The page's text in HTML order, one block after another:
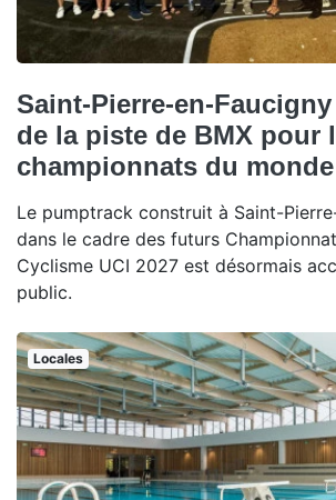
Saint-Pierre-en-
de la piste de BMX pour
championnats du monde
Le pumptrack construit à Saint-
dans le cadre des futurs
Cyclisme UCI 2027 est désormais
public.
Locales